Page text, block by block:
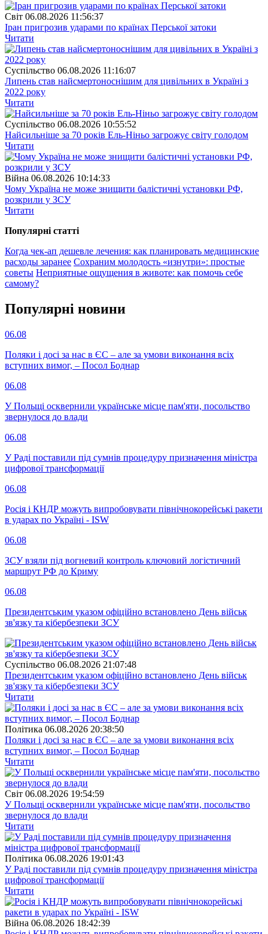
Свiт 06.08.2026 11:56:37
Іран пригрозив ударами по країнах Перської затоки
Читати
Суспiльство 06.08.2026 11:16:07
Липень став найсмертоноснішим для цивільних в Україні з
2022 року
Читати
Суспiльство 06.08.2026 10:55:52
Найсильніше за 70 років Ель-Ніньо загрожує світу голодом
Читати
Війна 06.08.2026 10:14:33
Чому Україна не може знищити балістичні установки РФ,
розкрили у ЗСУ
Читати
Популярнi статтi
Когда чек-ап дешевле лечения: как планировать медицинские
расходы заранее Сохраним молодость «изнутри»: простые
советы Неприятные ощущения в животе: как помочь себе
самому?
Популярнi новини
06.08
Поляки і досі за нас в ЄС – але за умови виконання всіх
вступних вимог, – Посол Боднар
06.08
У Польщі осквернили українське місце пам'яти, посольство
звернулося до влади
06.08
У Раді поставили під сумнів процедуру призначення міністра
цифрової трансформації
06.08
Росія і КНДР можуть випробовувати північнокорейські ракети
в ударах по Україні - ISW
06.08
ЗСУ взяли під вогневий контроль ключовий логістичний
маршрут РФ до Криму
06.08
Президентським указом офіційно встановлено День військ
зв'язку та кібербезпеки ЗСУ
Суспiльство 06.08.2026 21:07:48
Президентським указом офіційно встановлено День військ
зв'язку та кібербезпеки ЗСУ
Читати
Полiтика 06.08.2026 20:38:50
Поляки і досі за нас в ЄС – але за умови виконання всіх
вступних вимог, – Посол Боднар
Читати
Свiт 06.08.2026 19:54:59
У Польщі осквернили українське місце пам'яти, посольство
звернулося до влади
Читати
Полiтика 06.08.2026 19:01:43
У Раді поставили під сумнів процедуру призначення міністра
цифрової трансформації
Читати
Війна 06.08.2026 18:42:39